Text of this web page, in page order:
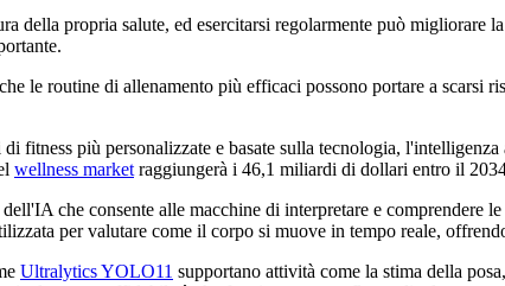
della propria salute, ed esercitarsi regolarmente può
le routine di allenamento più efficaci possono portare a
fitness più personalizzate e basate sulla tecnologia,
wellness market raggiungerà i 46,1 miliardi di dollari entro il
dell'IA che consente alle macchine di interpretare e
per valutare come il corpo si muove in tempo reale,
Ultralytics YOLO11 supportano attività come la stima della